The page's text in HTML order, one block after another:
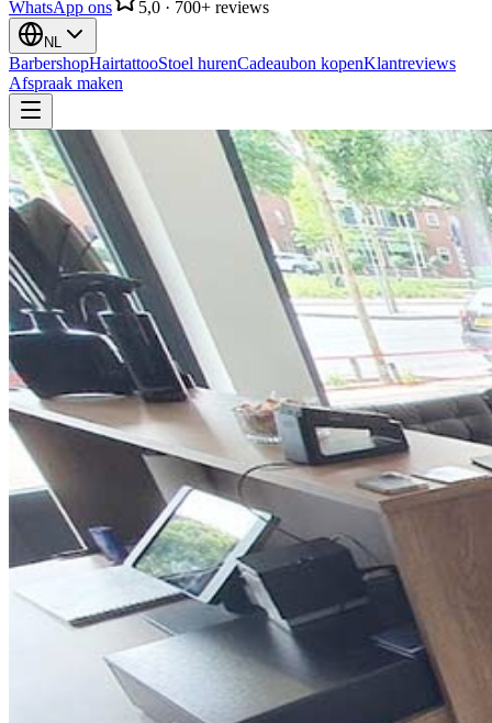
WhatsApp ons 5,0 · 700+ reviews
NL
BarbershopHairtattooStoel hurenCadeaubon kopenKlantreviews
Afspraak maken